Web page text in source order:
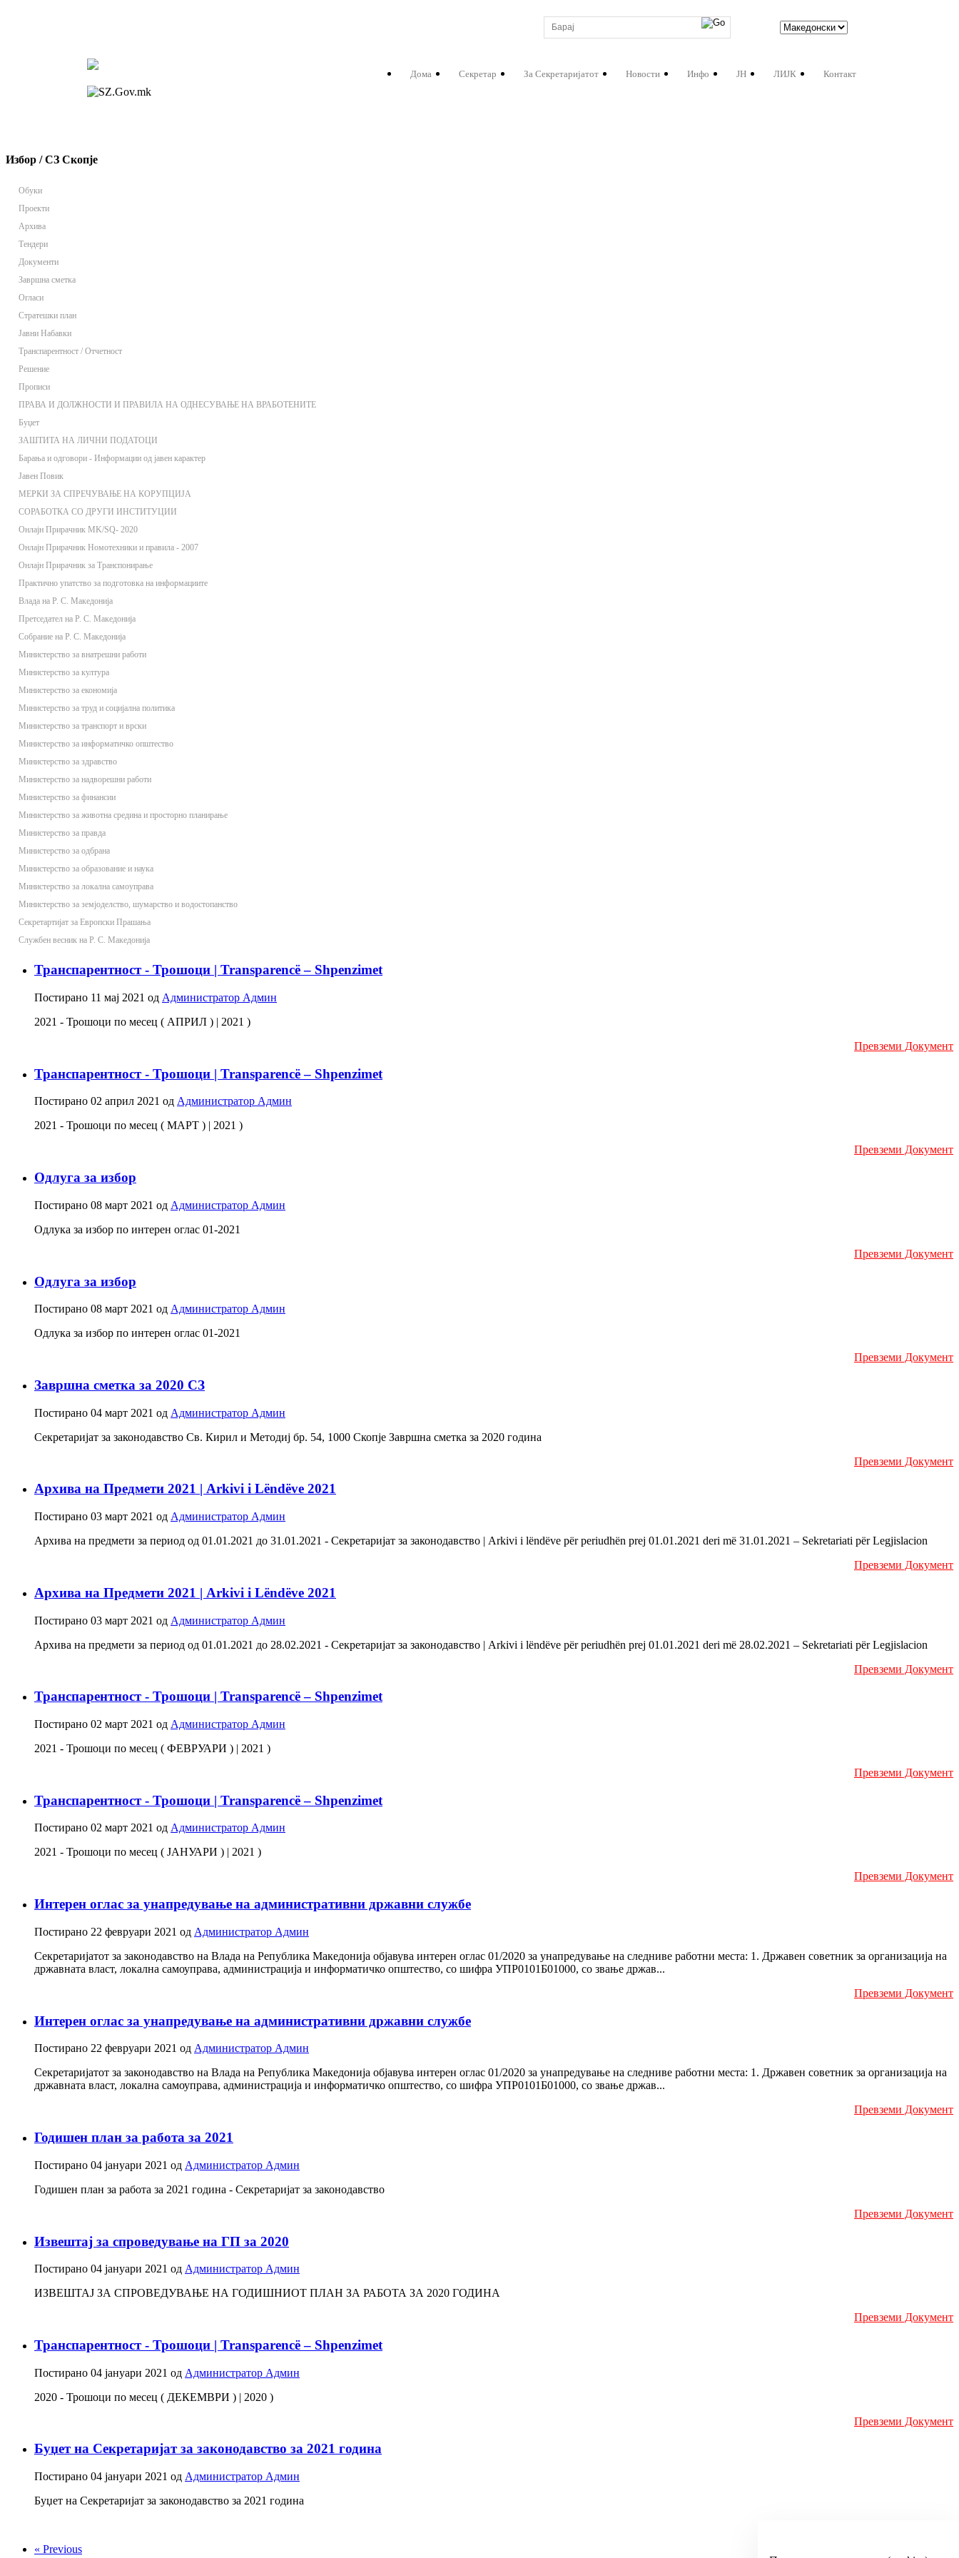
Дома Секретар За Секретаријатот Новости Инфо ЈН ЛИЈК Контакт
Избор / СЗ Скопје
Обуки
Проекти
Архива
Тендери
Документи
Завршна сметка
Огласи
Стратешки план
Јавни Набавки
Транспарентност / Отчетност
Решение
Прописи
ПРАВА И ДОЛЖНОСТИ И ПРАВИЛА НА ОДНЕСУВАЊЕ НА ВРАБОТЕНИТЕ
Буџет
ЗАШТИТА НА ЛИЧНИ ПОДАТОЦИ
Барања и одговори - Информации од јавен карактер
Јавен Повик
МЕРКИ ЗА СПРЕЧУВАЊЕ НА КОРУПЦИЈА
СОРАБОТКА СО ДРУГИ ИНСТИТУЦИИ
Онлaјн Прирачник MK/SQ- 2020
Онлаjн Прирачник Номотехники и правила - 2007
Онлаjн Прирачник за Транспонирање
Практично упатство за подготовка на информациите
Влада на Р. С. Македонија
Претседател на Р. С. Македонија
Собрание на Р. С. Македонија
Министерство за внатрешни работи
Министерство за култура
Министерство за економија
Министерство за труд и социјална политика
Министерство за транспорт и врски
Министерство за информатичко општество
Министерство за здравство
Министерство за надворешни работи
Министерство за финансии
Министерство за животна средина и просторно планирање
Министерство за правда
Министерство за одбрана
Министерство за образование и наука
Министерство за локална самоуправа
Министерство за земјоделство, шумарство и водостопанство
Секретартијат за Европски Прашања
Службен весник на Р. С. Македонија
Транспарентност - Трошоци | Transparencë – Shpenzimet
Постирано 11 мај 2021 од Администратор Админ
2021 - Трошоци по месец ( АПРИЛ ) | 2021 )
Превземи Документ
Транспарентност - Трошоци | Transparencë – Shpenzimet
Постирано 02 април 2021 од Администратор Админ
2021 - Трошоци по месец ( МАРТ ) | 2021 )
Превземи Документ
Одлуга за избор
Постирано 08 март 2021 од Администратор Админ
Одлука за избор по интерен оглас 01-2021
Превземи Документ
Одлуга за избор
Постирано 08 март 2021 од Администратор Админ
Одлука за избор по интерен оглас 01-2021
Превземи Документ
Завршна сметка за 2020 СЗ
Постирано 04 март 2021 од Администратор Админ
Секретаријат за законодавство Св. Кирил и Методиј бр. 54, 1000 Скопје Завршна сметка за 2020 година
Превземи Документ
Архива на Предмети 2021 | Arkivi i Lëndëve 2021
Постирано 03 март 2021 од Администратор Админ
Архива на предмети за период од 01.01.2021 до 31.01.2021 - Секретаријат за законодавство | Arkivi i lëndëve për periudhën prej 01.01.2021 deri më 31.01.2021 – Sekretariati për Legjislacion
Превземи Документ
Архива на Предмети 2021 | Arkivi i Lëndëve 2021
Постирано 03 март 2021 од Администратор Админ
Архива на предмети за период од 01.01.2021 до 28.02.2021 - Секретаријат за законодавство | Arkivi i lëndëve për periudhën prej 01.01.2021 deri më 28.02.2021 – Sekretariati për Legjislacion
Превземи Документ
Транспарентност - Трошоци | Transparencë – Shpenzimet
Постирано 02 март 2021 од Администратор Админ
2021 - Трошоци по месец ( ФЕВРУАРИ ) | 2021 )
Превземи Документ
Транспарентност - Трошоци | Transparencë – Shpenzimet
Постирано 02 март 2021 од Администратор Админ
2021 - Трошоци по месец ( ЈАНУАРИ ) | 2021 )
Превземи Документ
Интерен оглас за унапредување на административни државни службе
Постирано 22 февруари 2021 од Администратор Админ
Секретаријатот за законодавство на Влада на Република Македонија објавува интерен оглас 01/2020 за унапредување на следниве работни места: 1. Државен советник за организација на
државната власт, локална самоуправа, администрација и информатичко општество, со шифра УПР0101Б01000, со звање држав...
Превземи Документ
Интерен оглас за унапредување на административни државни службе
Постирано 22 февруари 2021 од Администратор Админ
Секретаријатот за законодавство на Влада на Република Македонија објавува интерен оглас 01/2020 за унапредување на следниве работни места: 1. Државен советник за организација на
државната власт, локална самоуправа, администрација и информатичко општество, со шифра УПР0101Б01000, со звање држав...
Превземи Документ
Годишен план за работа за 2021
Постирано 04 јануари 2021 од Администратор Админ
Годишен план за работа за 2021 година - Секретаријат за законодавство
Превземи Документ
Извештај за спроведување на ГП за 2020
Постирано 04 јануари 2021 од Администратор Админ
ИЗВЕШТАЈ ЗА СПРОВЕДУВАЊЕ НА ГОДИШНИОТ ПЛАН ЗА РАБОТА ЗА 2020 ГОДИНА
Превземи Документ
Транспарентност - Трошоци | Transparencë – Shpenzimet
Постирано 04 јануари 2021 од Администратор Админ
2020 - Трошоци по месец ( ДЕКЕМВРИ ) | 2020 )
Превземи Документ
Буџет на Секретаријат за законодавство за 2021 година
Постирано 04 јануари 2021 од Администратор Админ
Буџет на Секретаријат за законодавство за 2021 година
« Previous